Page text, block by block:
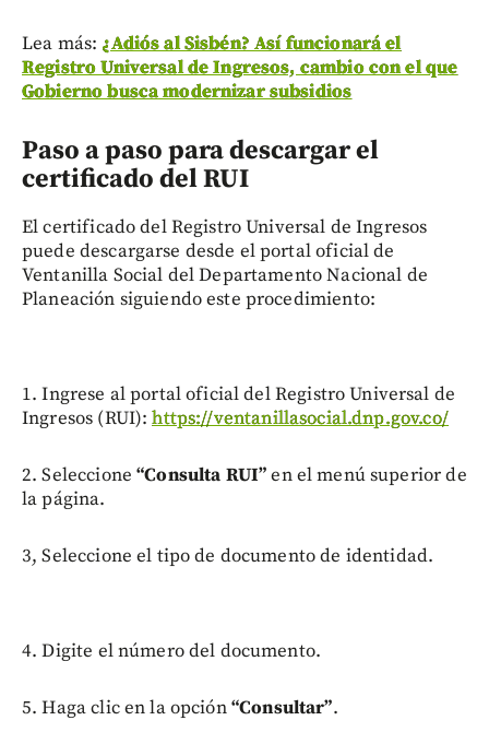
Lea más: ¿Adiós al Sisbén? Así funcionará el
Registro Universal de Ingresos, cambio con el que
Gobierno busca modernizar subsidios
Paso a paso para descargar el
certificado del RUI
El certificado del Registro Universal de Ingresos
puede descargarse desde el portal oficial de
Ventanilla Social del Departamento Nacional de
Planeación siguiendo este procedimiento:
1. Ingrese al portal oficial del Registro Universal de
Ingresos (RUI):https://ventanillasocial.dnp.gov.co/
2. Seleccione“Consulta RUI”en el menú superior de
la página.
3, Seleccione el tipo de documento de identidad.
4. Digite el número del documento.
5. Haga clic en la opción“Consultar”.